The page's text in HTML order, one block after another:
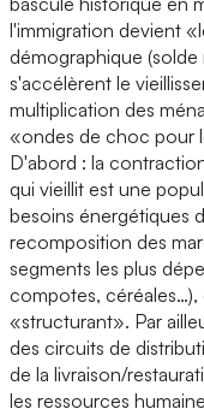
l'immigration devient
démographique
s'accélèrent le
multiplication des
«ondes de choc pour
D'abord : la
qui vieillit est une
besoins énergétiques
recomposition des
segments les plus
compotes,
«structurant». Par
des circuits de
de la livraison/
les ressources